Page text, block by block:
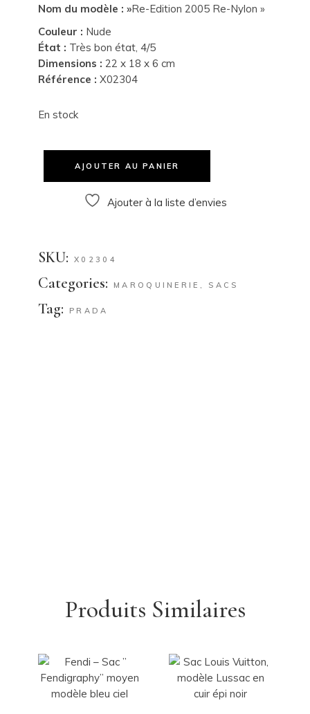
Nom du modèle : »Re-Edition 2005 Re-Nylon »
Couleur : Nude
État : Très bon état, 4/5
Dimensions : 22 x 18 x 6 cm
Référence : X02304
En stock
AJOUTER AU PANIER
Ajouter à la liste d’envies
SKU: X02304
Categories: MAROQUINERIE , SACS
Tag: PRADA
Produits Similaires